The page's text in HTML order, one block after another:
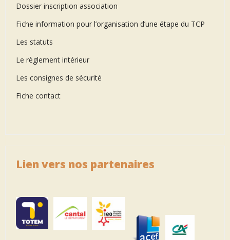
Dossier inscription association
Fiche information pour l’organisation d’une étape du TCP
Les statuts
Le règlement intérieur
Les consignes de sécurité
Fiche contact
Lien vers nos partenaires